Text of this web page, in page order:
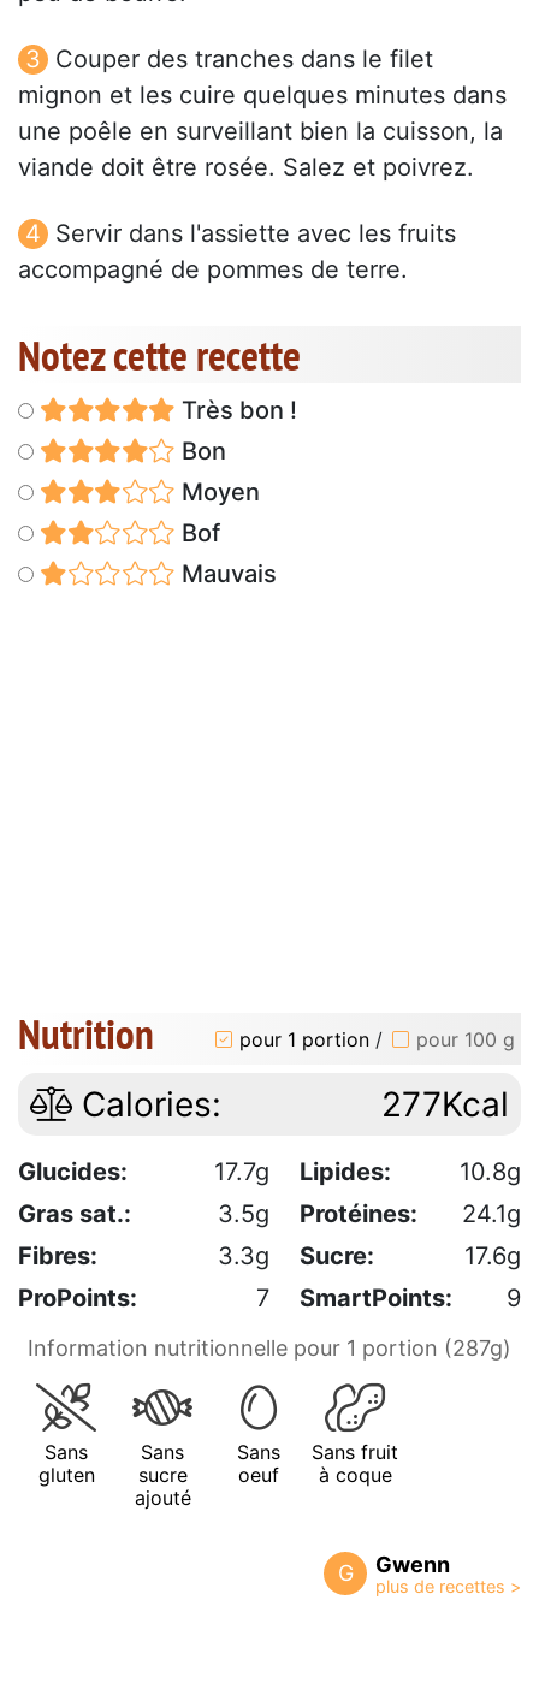
Couper des tranches dans le filet
mignon et les cuire quelques minutes dans
une poêle en surveillant bien la cuisson, la
viande doit être rosée. Salez et poivrez.
Servir dans l'assiette avec les fruits
accompagné de pommes de terre.
Notez cette recette
Très bon !
Bon
Moyen
Bof
Mauvais
Nutrition pour 1 portion / pour 100 g
Calories: 277Kcal
Glucides: 17.7g Lipides:
10.8g
Gras sat.:
3.5g Protéines:
24.1g
Fibres:
3.3g Sucre:
17.6g
ProPoints:
7 SmartPoints: 9
Information nutritionnelle pour 1 portion (287g)
Sans
gluten
Sans
sucre
ajouté
Sans
oeuf
Sans fruit
à coque
G Gwenn